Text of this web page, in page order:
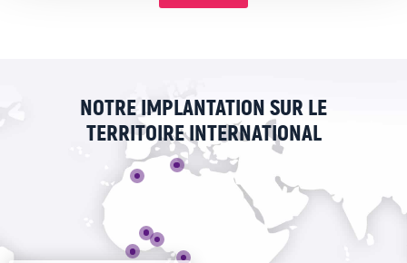
NOTRE IMPLANTATION SUR LE
TERRITOIRE INTERNATIONAL